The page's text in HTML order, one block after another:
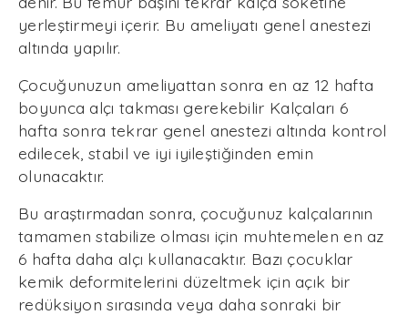
yerleştirmeyi içerir. Bu ameliyatı genel anestezi
altında yapılır.
Çocuğunuzun ameliyattan sonra en az 12 hafta
boyunca alçı takması gerekebilir Kalçaları 6
hafta sonra tekrar genel anestezi altında kontrol
edilecek, stabil ve iyi iyileştiğinden emin
olunacaktır.
Bu araştırmadan sonra, çocuğunuz kalçalarının
tamamen stabilize olması için muhtemelen en az
6 hafta daha alçı kullanacaktır. Bazı çocuklar
kemik deformitelerini düzeltmek için açık bir
redüksiyon sırasında veya daha sonraki bir